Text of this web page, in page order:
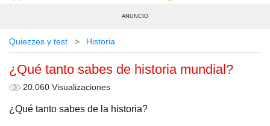
ANUNCIO
Quiezzes y test Historia
¿Qué tanto sabes de historia mundial?
20.060 Visualizaciones
¿Qué tanto sabes de la historia?